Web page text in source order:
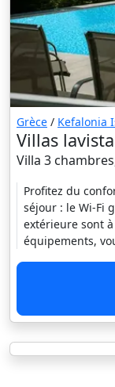
Grèce / Kefalonia
Villas lavista
Villa 3
Profitez du
séjour : le Wi-Fi
extérieure sont
équipements,